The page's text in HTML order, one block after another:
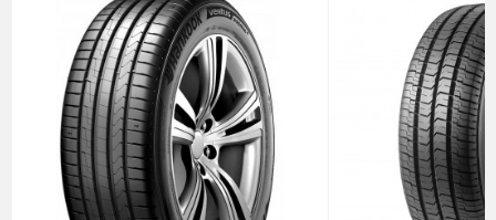
Poruka
Anti-spam zaštita - izračunajte koliko je 4 + 1 :